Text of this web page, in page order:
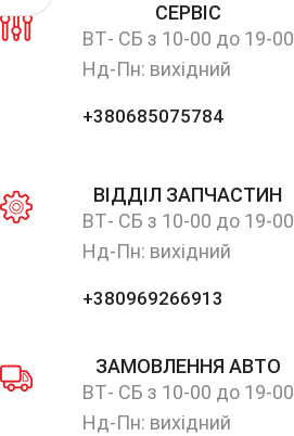
СЕРВІС
ВТ- СБ з 10-00 до 19-00
Нд-Пн: вихідний
+380685075784
ВІДДІЛ ЗАПЧАСТИН
ВТ- СБ з 10-00 до 19-00
Нд-Пн: вихідний
+380969266913
ЗАМОВЛЕННЯ АВТО
ВТ- СБ з 10-00 до 19-00
Нд-Пн: вихідний